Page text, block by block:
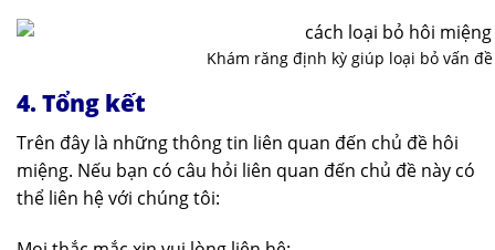
Khám răng định kỳ giúp loại bỏ vấn
4. Tổng kết
Trên đây là những thông tin liên quan đến chủ đề hôi
miệng. Nếu bạn có câu hỏi liên quan đến chủ đề này có
thể liên hệ với chúng tôi: